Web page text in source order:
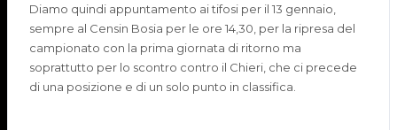
Diamo quindi appuntamento ai tifosi per il 13 gennaio,
sempre al Censin Bosia per le ore 14,30, per la ripresa del
campionato con la prima giornata di ritorno ma
soprattutto per lo scontro contro il Chieri, che ci precede
di una posizione e di un solo punto in classifica.